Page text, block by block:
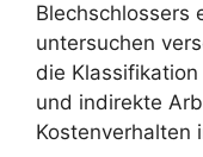
Blechschlossers
untersuchen
die
und indirekte
Kostenverhalten